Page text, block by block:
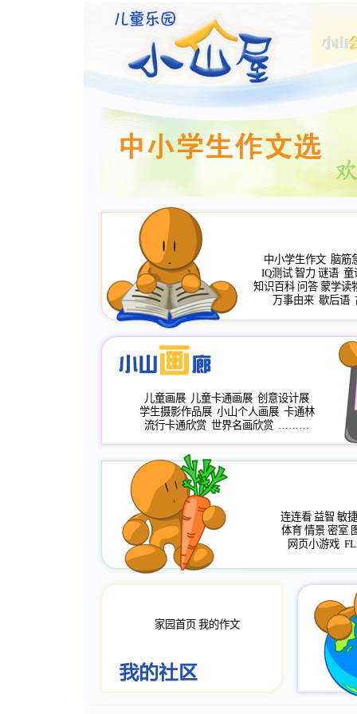
中小学生作文 脑筋
IQ测试 智力 谜语 童
知识百科 问答 蒙学读
万事由来 歇后语
儿童画展 儿童卡通画展 创意设计展
学生摄影作品展 小山个人画展 卡通林
流行卡通欣赏 世界名画欣赏 ………
连连看 益智 敏捷
体育 情景 密室
网页小游戏
家园首页 我的作文